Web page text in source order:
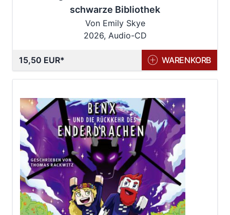
schwarze Bibliothek
Von Emily Skye
2026, Audio-CD
15,50 EUR WARENKORB